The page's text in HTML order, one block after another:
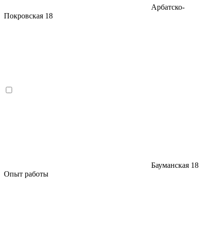
Арбатско-
Покровская 18
Бауманская 18
Опыт работы